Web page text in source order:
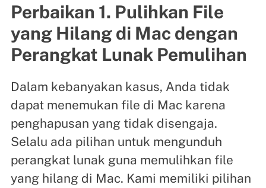
Perbaikan 1. Pulihkan File
yang Hilang di Mac dengan
Perangkat Lunak Pemulihan
Dalam kebanyakan kasus, Anda tidak
dapat menemukan file di Mac karena
penghapusan yang tidak disengaja.
Selalu ada pilihan untuk mengunduh
perangkat lunak guna memulihkan file
yang hilang di Mac. Kami memiliki pilihan